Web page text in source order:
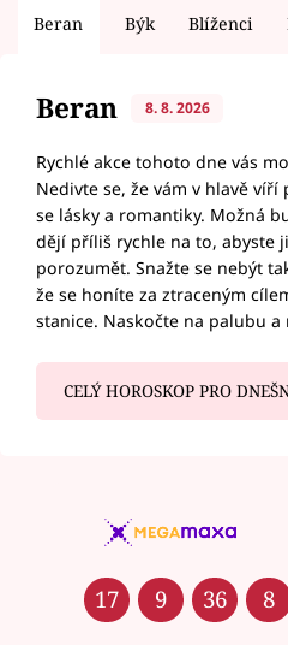
Beran Býk Blíženci
Beran 8. 8. 2026
Rychlé akce tohoto dne vás
Nedivte se, že vám v hlavě
se lásky a romantiky. Možná
dějí příliš rychle na to, abyste
porozumět. Snažte se nebýt
že se honíte za ztraceným
stanice. Naskočte na palubu
CELÝ HOROSKOP PRO
17 9 36 8